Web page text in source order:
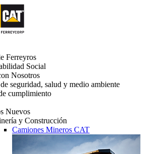
Ferreyros
Social
Nosotros
seguridad, salud y medio ambiente
cumplimiento
Nuevos
y Construcción
Camiones Mineros CAT